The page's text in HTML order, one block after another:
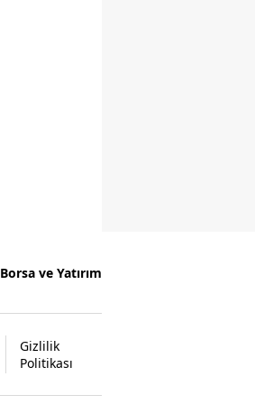
Borsa ve Yatırım
Gizlilik
Politikası